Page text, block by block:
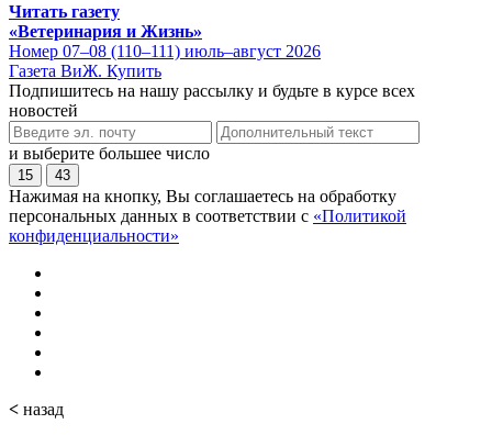
Читать газету
«Ветеринария и Жизнь»
Номер 07–08 (110–111) июль–август 2026
Газета ВиЖ. Купить
Подпишитесь на нашу рассылку и будьте в курсе всех
новостей
и выберите большее число
15 43
Нажимая на кнопку, Вы соглашаетесь на обработку
персональных данных в соответствии с «Политикой
конфиденциальности»
< назад